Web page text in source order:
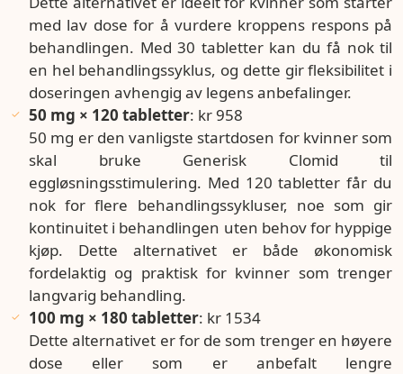
med lav dose for å vurdere kroppens respons på
behandlingen. Med 30 tabletter kan du få nok til
en hel behandlingssyklus, og dette gir fleksibilitet i
doseringen avhengig av legens anbefalinger.
50 mg × 120 tabletter: kr 958
50 mg er den vanligste startdosen for kvinner som
skal bruke Generisk Clomid til
eggløsningsstimulering. Med 120 tabletter får du
nok for flere behandlingssykluser, noe som gir
kontinuitet i behandlingen uten behov for hyppige
kjøp. Dette alternativet er både økonomisk
fordelaktig og praktisk for kvinner som trenger
langvarig behandling.
100 mg × 180 tabletter: kr 1534
Dette alternativet er for de som trenger en høyere
dose eller som er anbefalt lengre